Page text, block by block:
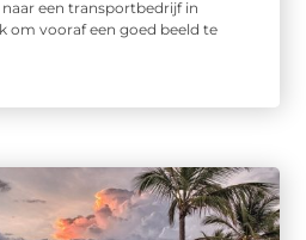
een transportbedrijf in
om vooraf een goed beeld te